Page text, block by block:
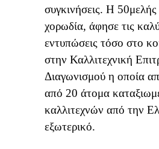
συγκινήσεις. Η 50μελής
χορωδία, άφησε τις
εντυπώσεις τόσο στο
στην Καλλιτεχνική
Διαγωνισμού η οποία
από 20 άτομα
καλλιτεχνών από την
εξωτερικό.